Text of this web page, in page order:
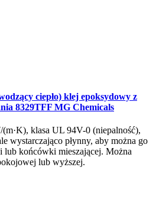
ciepło) klej epoksydowy z
8329TFF MG Chemicals
klasa UL 94V-0 (niepalność),
wystarczająco płynny, aby można go
lub końcówki mieszającej. Można
lub wyższej.